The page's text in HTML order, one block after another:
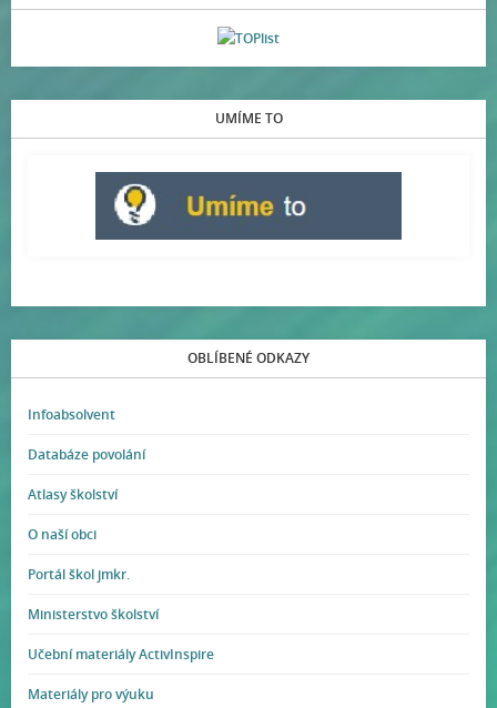
UMÍME TO
OBLÍBENÉ ODKAZY
Infoabsolvent
Databáze povolání
Atlasy školství
O naší obci
Portál škol jmkr.
Ministerstvo školství
Učební materiály ActivInspire
Materiály pro výuku